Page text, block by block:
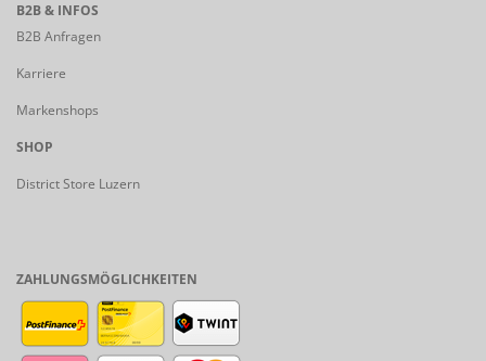
B2B & INFOS
B2B Anfragen
Karriere
Markenshops
SHOP
District Store Luzern
ZAHLUNGSMÖGLICHKEITEN